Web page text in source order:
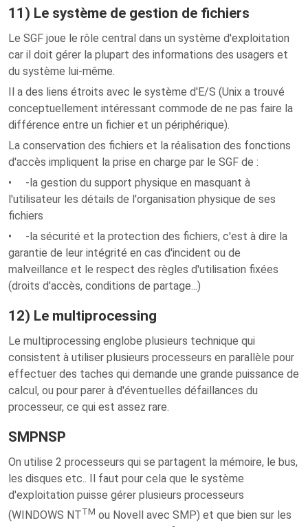
11) Le système de gestion de fichiers
Le SGF joue le rôle central dans un système d'exploitation
car il doit gérer la plupart des informations des usagers et
du système lui-même.
Il a des liens étroits avec le système d'E/S (Unix a trouvé
conceptuellement intéressant commode de ne pas faire la
différence entre un fichier et un périphérique).
La conservation des fichiers et la réalisation des fonctions
d'accès impliquent la prise en charge par le SGF de :
• -la gestion du support physique en masquant à
l'utilisateur les détails de l'organisation physique de ses
fichiers
• -la sécurité et la protection des fichiers, c'est à dire la
garantie de leur intégrité en cas d'incident ou de
malveillance et le respect des règles d'utilisation fixées
(droits d'accès, conditions de partage...)
12) Le multiprocessing
Le multiprocessing englobe plusieurs technique qui
consistent à utiliser plusieurs processeurs en parallèle pour
effectuer des taches qui demande une grande puissance de
calcul, ou pour parer à d'éventuelles défaillances du
processeur, ce qui est assez rare.
SMPNSP
On utilise 2 processeurs qui se partagent la mémoire, le bus,
les disques etc.. Il faut pour cela que le système
d'exploitation puisse gérer plusieurs processeurs
(WINDOWS NTTM ou Novell avec SMP) et que bien sur les